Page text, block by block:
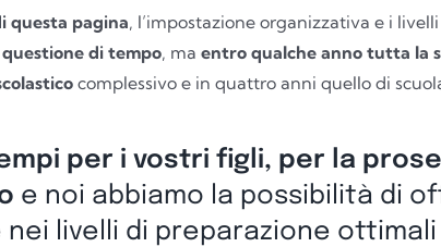
questa pagina, l’impostazione organizzativa e i
questione di tempo, ma entro qualche anno tutta la
complessivo e in quattro anni quello di
per i vostri figli, per la
e noi abbiamo la possibilità di
nei livelli di preparazione